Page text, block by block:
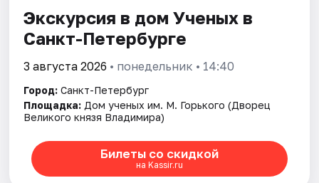
Города
Площадки
Рейтинги
Экскурсия в дом Ученых в
Санкт-Петербурге
3 августа 2026 • понедельник • 14:40
Город: Санкт-Петербург
Площадка: Дом ученых им. М. Горького (Дворец
Великого князя Владимира)
Билеты со скидкой
на Kassir.ru